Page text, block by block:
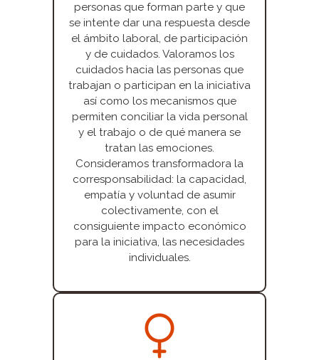
personas que forman parte y que
se intente dar una respuesta desde
el ámbito laboral, de participación
y de cuidados. Valoramos los
cuidados hacia las personas que
trabajan o participan en la iniciativa
así como los mecanismos que
permiten conciliar la vida personal
y el trabajo o de qué manera se
tratan las emociones.
Consideramos transformadora la
corresponsabilidad: la capacidad,
empatía y voluntad de asumir
colectivamente, con el
consiguiente impacto económico
para la iniciativa, las necesidades
individuales.